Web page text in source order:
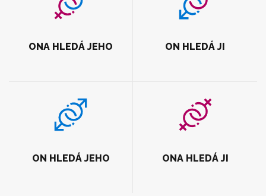
ONA HLEDÁ JEHO ON HLEDÁ JI
ON HLEDÁ JEHO ONA HLEDÁ JI